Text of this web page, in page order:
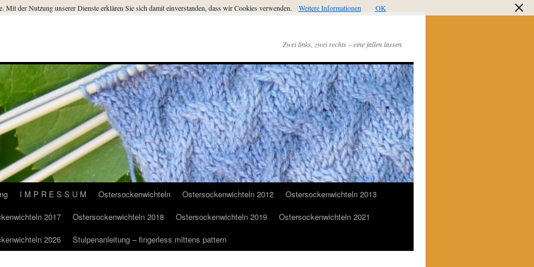
Zwei links, zwei rechts – eine fallen lassen
I M P R E S S U M Ostersockenwichteln Ostersockenwichteln 2012
Ostersockenwichteln 2013
2017 Ostersockenwichteln 2018 Ostersockenwichteln 2019
Ostersockenwichteln 2021
2026 Stulpenanleitung – fingerless mittens pattern
Mit der Nutzung unserer Dienste erklären Sie sich damit einverstanden, dass wir Cookies verwenden. Weitere Informationen OK